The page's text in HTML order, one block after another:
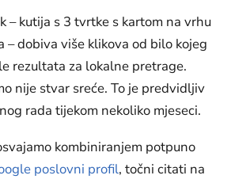
– kutija s 3 tvrtke s kartom na vrhu
– dobiva više klikova od bilo kojeg
rezultata za lokalne pretrage.
nije stvar sreće. To je predvidljiv
rada tijekom nekoliko mjeseci.
kombiniranjem potpuno
poslovni profil, točni citati na